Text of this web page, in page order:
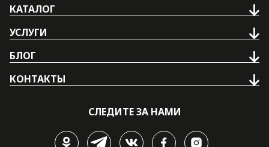
КАТАЛОГ
УСЛУГИ
БЛОГ
КОНТАКТЫ
СЛЕДИТЕ ЗА НАМИ